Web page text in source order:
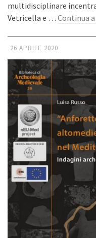
multidisciplinare
Vetricella e … Continua
26 APRILE 2020